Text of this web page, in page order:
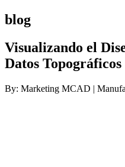
blog
Visualizando el
Datos Topográficos
By: Marketing MCAD |